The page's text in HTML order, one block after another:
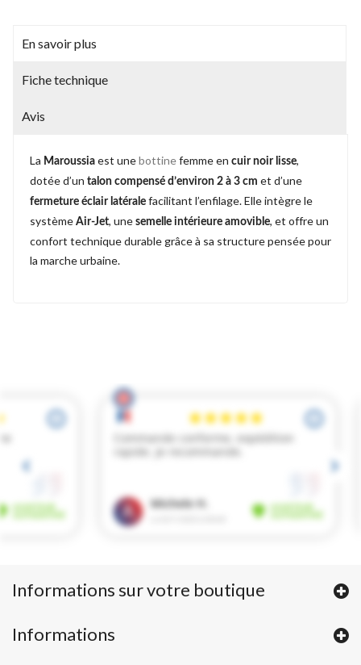
En savoir plus
Fiche technique
Avis
La Maroussia est unebottinefemme en cuir noir lisse,
dotée d’un talon compensé d’environ 2 à 3 cm et d’une
fermeture éclair latérale facilitant l’enfilage. Elle intègre le
système Air‑Jet, une semelle intérieure amovible, et offre un
confort technique durable grâce à sa structure pensée pour
la marche urbaine.
Informations sur votre boutique
Informations